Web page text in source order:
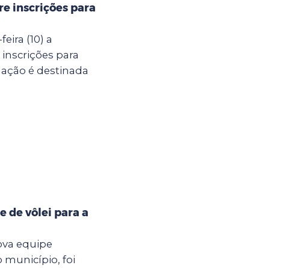
inscrições para
(10) a
para
é destinada
de vôlei para a
equipe
município, foi